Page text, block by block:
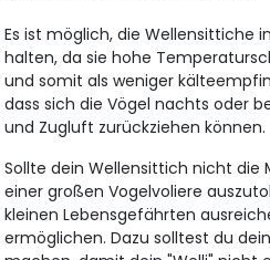
Es ist möglich, die Wellensittiche
halten, da sie hohe
und somit als weniger
dass sich die Vögel nachts oder
und Zugluft zurückziehen können.
Sollte dein Wellensittich nicht die
einer großen Vogelvoliere
kleinen Lebensgefährten
ermöglichen. Dazu solltest du